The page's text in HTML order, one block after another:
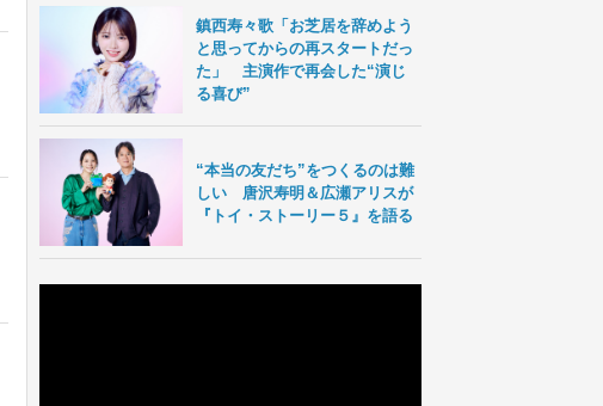
鎮西寿々歌「お芝居を辞めよう
と思ってからの再スタートだっ
た」 主演作で再会した“演じ
る喜び”
“本当の友だち”をつくるのは難
しい 唐沢寿明＆広瀬アリスが
『トイ・ストーリー５』を語る